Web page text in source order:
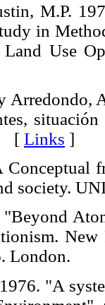
M.P.
in
Land Use
Arredondo,
[ Links ]
Conceptual
society.
New
"A